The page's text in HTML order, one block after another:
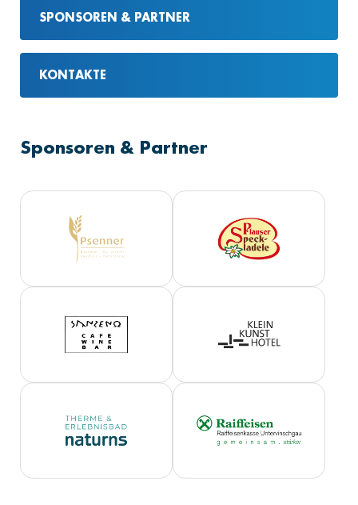
SPONSOREN & PARTNER
KONTAKTE
Sponsoren & Partner